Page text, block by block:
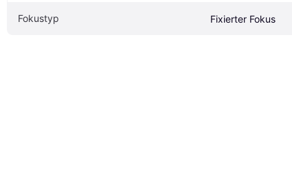
Fokustyp Fixierter Fokus